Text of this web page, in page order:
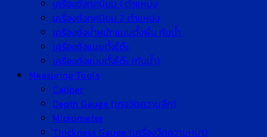
เครื่องชั่งทศนิยม 1 ตำแหน่ง
เครื่องชั่งทศนิยม 2 ตำแหน่ง
เครื่องชั่งน้ำหนักแบบตั้งพื้น กันน้ำ
เครื่องชั่งแบบตั้งโต๊ะ
เครื่องชั่งแบบตั้งโต๊ะ (กันน้ำ)
Measuring Tools
Caliper
Depth Gauge (เกจวัดความลึก)
Micrometer
Thickness Gauge (เครื่องวัดความหนา)